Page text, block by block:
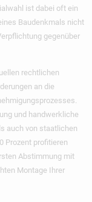
ist dabei oft ein
Baudenkmals nicht
gegenüber
rechtlichen
an die
und handwerkliche
auch von staatlichen
Prozent profitieren
Abstimmung mit
Montage Ihrer